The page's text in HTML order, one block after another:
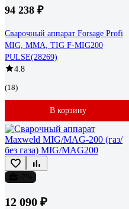
94 238 ₽
Сварочный аппарат Forsage Profi
MIG, MMA, TIG F-MIG200
PULSE(28269)
4.8
(18)
В корзину
12 090 ₽